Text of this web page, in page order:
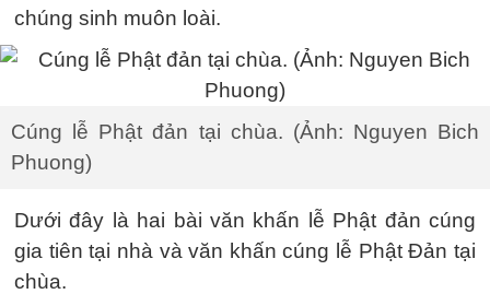
chúng sinh muôn loài.
Cúng lễ Phật đản tại chùa. (Ảnh: Nguyen Bich
Phuong)
Dưới đây là hai bài văn khấn lễ Phật đản cúng
gia tiên tại nhà và văn khấn cúng lễ Phật Đản tại
chùa.